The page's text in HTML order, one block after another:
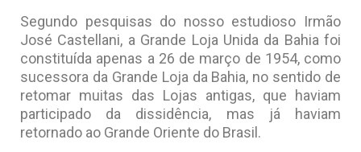
Segundo pesquisas do nosso estudioso Irmão
José Castellani, a Grande Loja Unida da Bahia foi
constituída apenas a 26 de março de 1954, como
sucessora da Grande Loja da Bahia, no sentido de
retomar muitas das Lojas antigas, que haviam
participado da dissidência, mas já haviam
retornado ao Grande Oriente do Brasil.